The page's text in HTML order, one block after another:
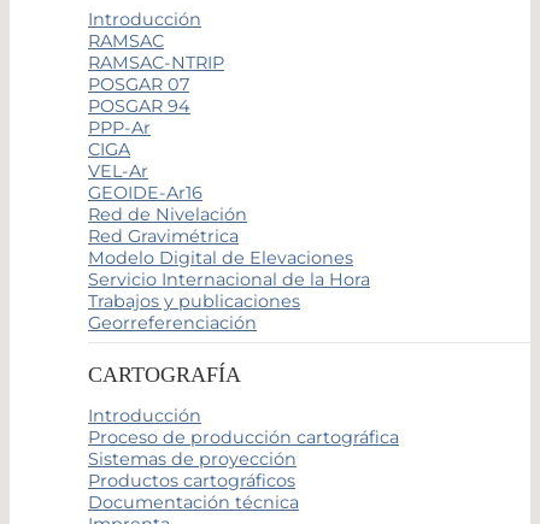
Introducción
RAMSAC
RAMSAC-NTRIP
POSGAR 07
POSGAR 94
PPP-Ar
CIGA
VEL-Ar
GEOIDE-Ar16
Red de Nivelación
Red Gravimétrica
Modelo Digital de Elevaciones
Servicio Internacional de la Hora
Trabajos y publicaciones
Georreferenciación
CARTOGRAFÍA
Introducción
Proceso de producción cartográfica
Sistemas de proyección
Productos cartográficos
Documentación técnica